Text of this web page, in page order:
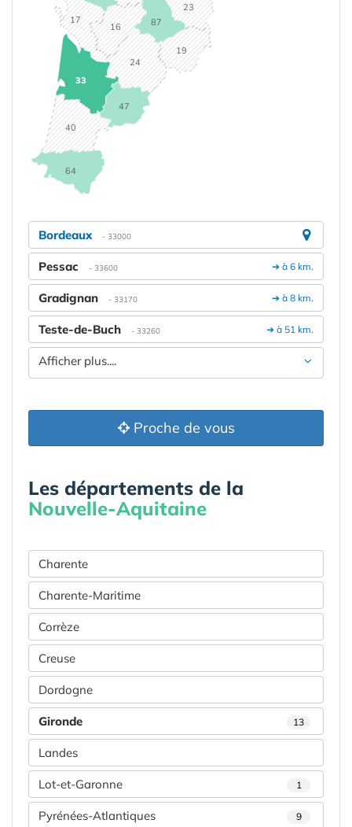
16
17
19
23
24
33
40
47
64
87
Bordeaux - 33000
➔ à 6 km.
Pessac - 33600
➔ à 8 km.
Gradignan - 33170
➔ à 51 km.
Teste-de-Buch - 33260
Afficher plus....
Proche de vous
Les départements de la
Nouvelle-Aquitaine
Charente
Charente-Maritime
Corrèze
Creuse
Dordogne
Gironde 13
Landes
Lot-et-Garonne 1
Pyrénées-Atlantiques 9